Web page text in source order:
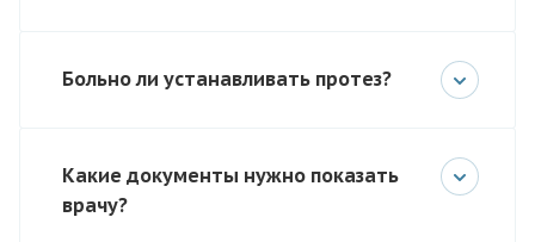
Больно ли устанавливать протез?
Какие документы нужно показать
врачу?